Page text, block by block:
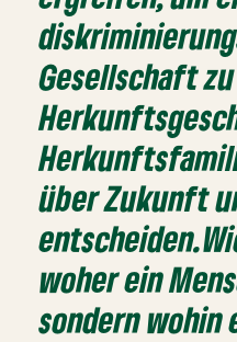
Gesellschaft
über Zukunft
entscheiden.
woher ein
sondern wohin